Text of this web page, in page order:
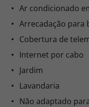
Ar condicionado
Arrecadação para
Cobertura de
Internet por cabo
Jardim
Lavandaria
Não adaptado